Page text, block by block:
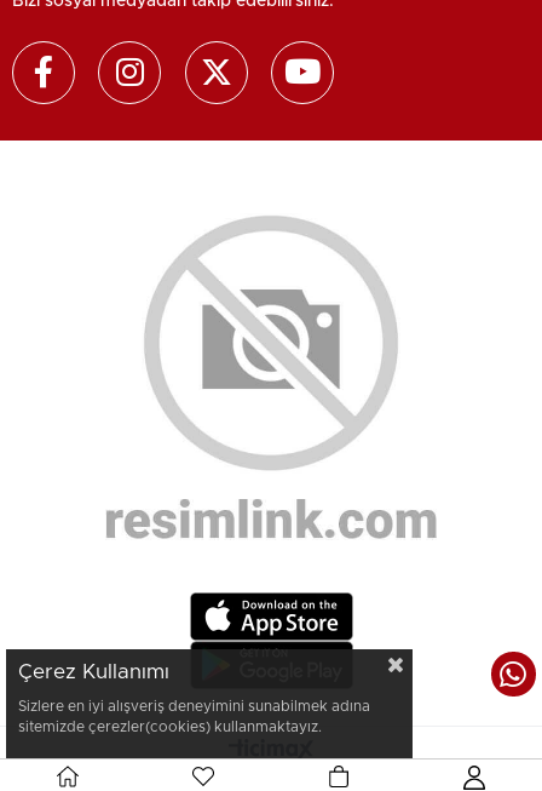
Çerez Kullanımı
Sizlere en iyi alışveriş deneyimini sunabilmek adına
sitemizde çerezler(cookies) kullanmaktayız.